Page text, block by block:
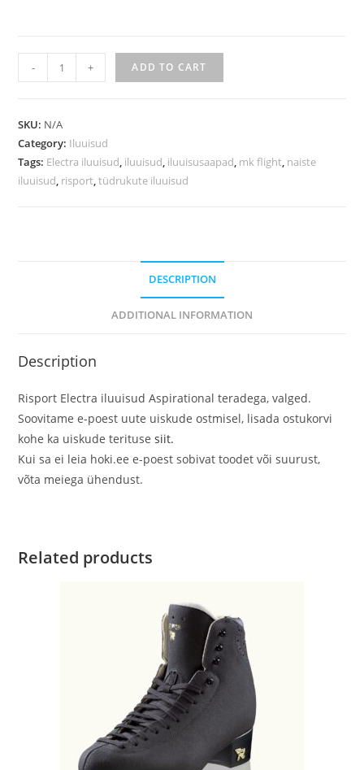
- + ADD TO CART
SKU: N/A
Category: Iluuisud
Tags: Electra iluuisud, iluuisud, iluuisusaapad, mk flight, naiste
iluuisud, risport,tüdrukute iluuisud
DESCRIPTION
ADDITIONAL INFORMATION
Description
Risport Electra iluuisud Aspirational teradega, valged.
Soovitame e-poest uute uiskude ostmisel, lisada ostukorvi
kohe ka uiskude teritusesiit.
Kui sa ei leia hoki.ee e-poest sobivat toodet või suurust,
võta meiega ühendust.
Related products